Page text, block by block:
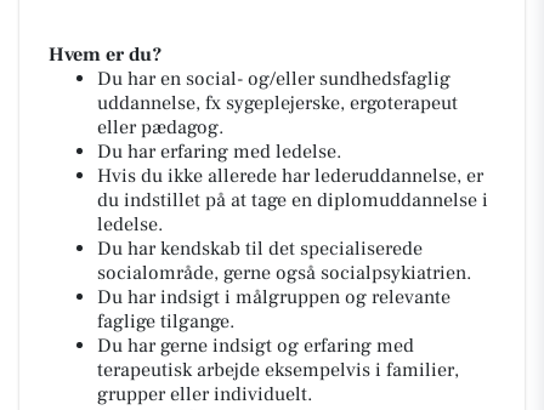
Hvem er du?
Du har en social- og/eller sundhedsfaglig
uddannelse, fx sygeplejerske, ergoterapeut
eller pædagog.
Du har erfaring med ledelse.
Hvis du ikke allerede har lederuddannelse, er
du indstillet på at tage en diplomuddannelse i
ledelse.
Du har kendskab til det specialiserede
socialområde, gerne også socialpsykiatrien.
Du har indsigt i målgruppen og relevante
faglige tilgange.
Du har gerne indsigt og erfaring med
terapeutisk arbejde eksempelvis i familier,
grupper eller individuelt.